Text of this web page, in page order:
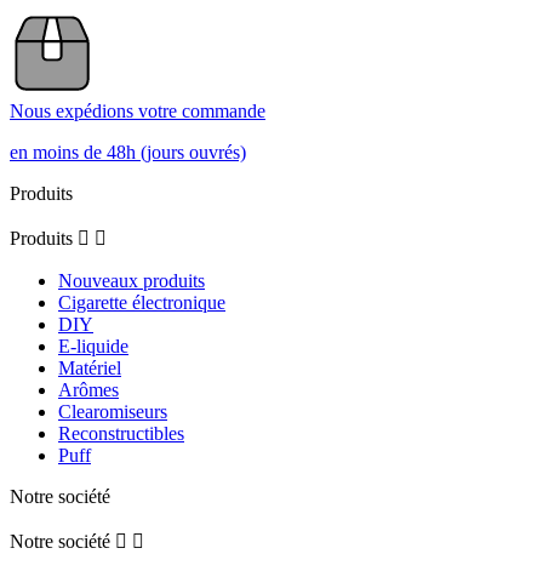
Nous expédions votre commande
en moins de 48h (jours ouvrés)
Produits
Produits  
Nouveaux produits
Cigarette électronique
DIY
E-liquide
Matériel
Arômes
Clearomiseurs
Reconstructibles
Puff
Notre société
Notre société  